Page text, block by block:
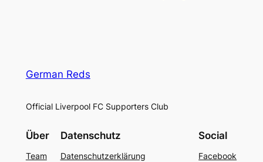
German Reds
Official Liverpool FC Supporters Club
Über
Team
Datenschutz
Datenschutzerklärung
Social
Facebook